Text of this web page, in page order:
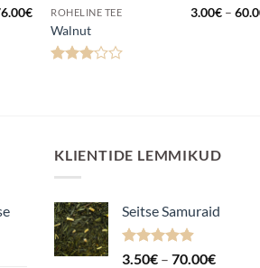
€Hinnavahemik:
3.80€
kuni
76.00€
ROHELINE TEE
Walnut
3.00€ –
KLIENTIDE LEMMIKUD
Seitse Samuraid
Hinnanguga
3.50€ – 70.00€